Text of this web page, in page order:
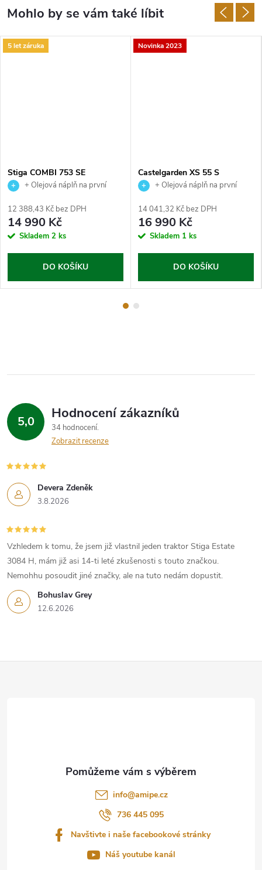
5 let záruka
Stiga COMBI 753 SE
+ Olejová náplň na první
12 388,43 Kč bez DPH
14 990 Kč
Skladem 2 ks
DO KOŠÍKU
Novinka 2023
Castelgarden XS 55 S
+ Olejová náplň na první
14 041,32 Kč bez DPH
16 990 Kč
Skladem 1 ks
DO KOŠÍKU
5,0 Hodnocení zákazníků
34 hodnocení
Zobrazit recenze
Devera Zdeněk
3.8.2026
Bohuslav Grey
12.6.2026
Vzhledem k tomu, že jsem již vlastnil jeden traktor Stiga Estate
3084 H, mám již asi 14-ti leté zkušenosti s touto značkou.
Nemohhu posoudit jiné značky, ale na tuto nedám dopustit.
info@amipe.cz
736 445 095
Navštivte i naše facebookové stránky
Náš youtube kanál